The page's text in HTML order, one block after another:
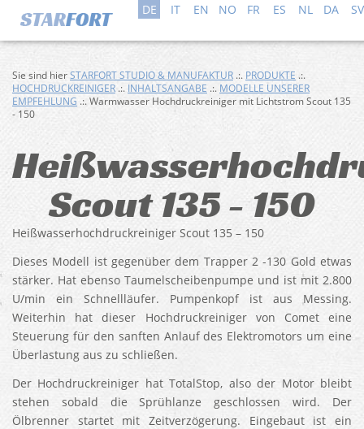
DE IT EN NO FR ES NL DA SV
Sie sind hierSTARFORT STUDIO & MANUFAKTUR .:. PRODUKTE .:.
HOCHDRUCKREINIGER .:. INHALTSANGABE .:. MODELLE UNSERER
EMPFEHLUNG .:. Warmwasser Hochdruckreiniger mit Lichtstrom Scout 135
- 150
Scout 135 - 150
Heißwasserhochdruckreiniger Scout 135 – 150
Dieses Modell ist gegenüber dem Trapper 2 -130 Gold etwas
stärker. Hat ebenso Taumelscheibenpumpe und ist mit 2.800
U/min ein Schnellläufer. Pumpenkopf ist aus Messing.
Weiterhin hat dieser Hochdruckreiniger von Comet eine
Steuerung für den sanften Anlauf des Elektromotors um eine
Überlastung aus zu schließen.
Der Hochdruckreiniger hat TotalStop, also der Motor bleibt
stehen sobald die Sprühlanze geschlossen wird. Der
Ölbrenner startet mit Zeitverzögerung. Eingebaut ist ein